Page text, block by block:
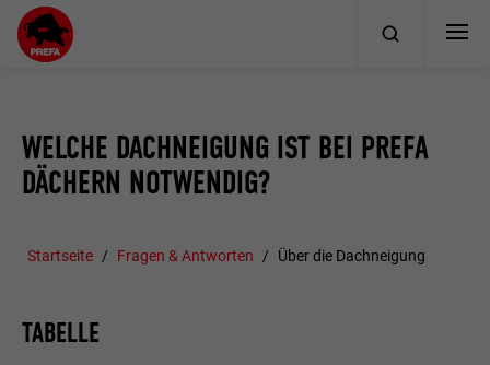
WELCHE DACHNEIGUNG IST BEI PREFA
DÄCHERN NOTWENDIG?
Startseite Fragen & Antworten Über die Dachneigung
TABELLE